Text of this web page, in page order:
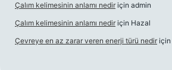
Çalım kelimesinin anlamı nedir için admin
Çalım kelimesinin anlamı nedir için Hazal
Çevreye en az zarar veren enerji türü nedir için